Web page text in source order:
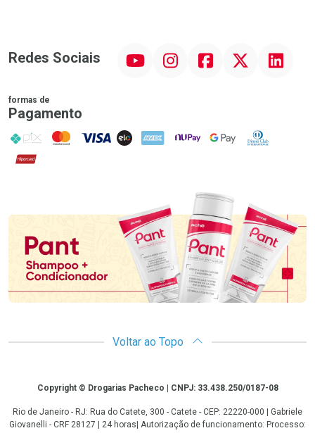
Redes Sociais InstagramFacebook Linkedin
formas de
Pagamento
PIX MasterCard
VISA ELO AMEX NuPay Google PayDiners Club
Hipercard
Promoção em Destaque
Voltar ao Topo
CopyrightCopyright © Drogarias Pacheco | CNPJ: 33.438.250/0187-08
Rio de Janeiro - RJ: Rua do Catete, 300 - Catete - CEP: 22220-000 | Gabriele
Giovanelli - CRF 28127 | 24 horas| Autorização de funcionamento: Processo: